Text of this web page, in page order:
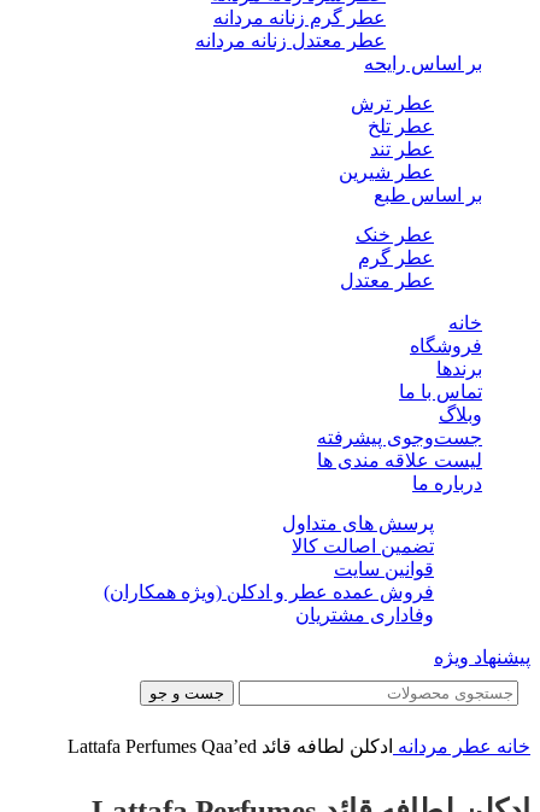
عطر گرم زنانه مردانه
عطر معتدل زنانه مردانه
بر اساس رایحه
عطر ترش
عطر تلخ
عطر تند
عطر شیرین
بر اساس طبع
عطر خنک
عطر گرم
عطر معتدل
خانه
فروشگاه
برندها
تماس با ما
وبلاگ
جست‌وجوی پیشرفته
لیست علاقه مندی ها
درباره ما
پرسش های متداول
تضمین اصالت کالا
قوانین سایت
فروش عمده عطر و ادکلن (ویژه همکاران)
وفاداری مشتریان
پیشنهاد ویژه
جست و جو
خانه عطر مردانه ادکلن لطافه قائد Lattafa Perfumes Qaa’ed